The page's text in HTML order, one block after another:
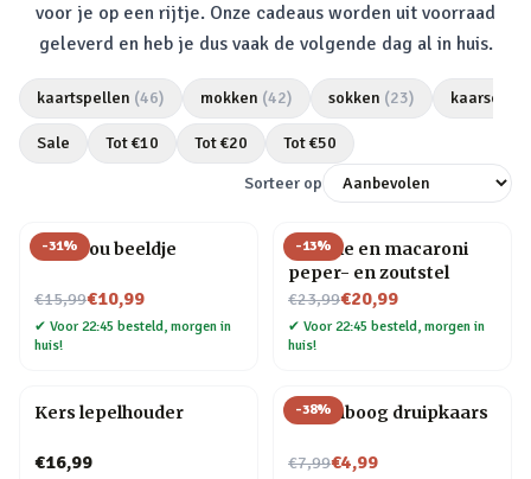
voor je op een rijtje. Onze cadeaus worden uit voorraad
geleverd en heb je dus vaak de volgende dag al in huis.
kaartspellen (46) mokken (42) sokken (23) kaarsen
Sale Tot €10 Tot €20 Tot €50
Sorteer op
-31%
Love you beeldje
€15,99
Nu voor€10,99
✔ Voor 22:45 besteld, morgen in
huis!
-13%
Farfalle en macaroni
peper- en zoutstel
€23,99
Nu voor€20,99
✔ Voor 22:45 besteld, morgen in
huis!
Kers lepelhouder
€16,99
-38%
Regenboog druipkaars
€7,99
Nu voor€4,99